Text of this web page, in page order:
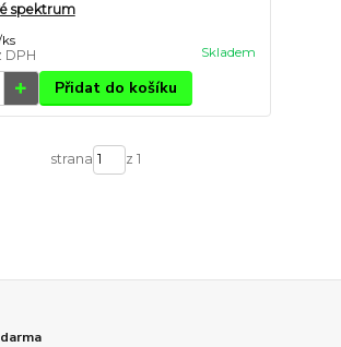
spektrum
ks
DPH Skladem
Přidat do košíku
strana z 1